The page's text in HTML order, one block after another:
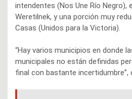
intendentes (Nos Une Río Negro),
Weretilnek, y una porción muy
Casas (Unidos para la Victoria).
“Hay varios municipios en donde
municipales no están definidas
final con bastante incertidumbre”,